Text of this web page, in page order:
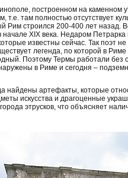
построенном на каменном
т.е. там полностью отсутствует
Рим строился 200-400 лет назад.
XIX века. Недаром
известны сейчас. Так поэт
легенда, по которой в
Поэтому Термы работали без
в Риме и сегодня –
найдены артефакты, которые
искусства и драгоценные
этрусков, что объясняет